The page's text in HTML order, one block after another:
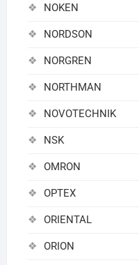
NOKEN
NORDSON
NORGREN
NORTHMAN
NOVOTECHNIK
NSK
OMRON
OPTEX
ORIENTAL
ORION